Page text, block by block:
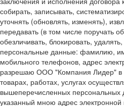
собирать, записывать,
уточнять (обновлять, изменять),
передавать (в том числе поручать
обезличивать, блокировать,
персональные данные: фамилию,
мобильного телефонов, адрес
разрешаю ООО "Компания Лидер" в
товарах, работах, услугах
вышеперечисленных персональных
указанный мною адрес